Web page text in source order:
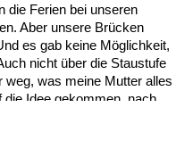
die Ferien bei unseren
Aber unsere Brücken
es gab keine Möglichkeit,
nicht über die Staustufe
weg, was meine Mutter alles
Idee gekommen, nach